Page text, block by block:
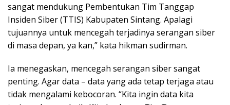
sangat mendukung Pembentukan Tim Tanggap
Insiden Siber (TTIS) Kabupaten Sintang. Apalagi
tujuannya untuk mencegah terjadinya serangan siber
di masa depan, ya kan,” kata hikman sudirman.
Ia menegaskan, mencegah serangan siber sangat
penting. Agar data – data yang ada tetap terjaga atau
tidak mengalami kebocoran. “Kita ingin data kita